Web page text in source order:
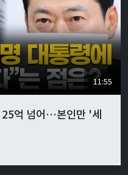
11:55
억 넘어…본인만 '세